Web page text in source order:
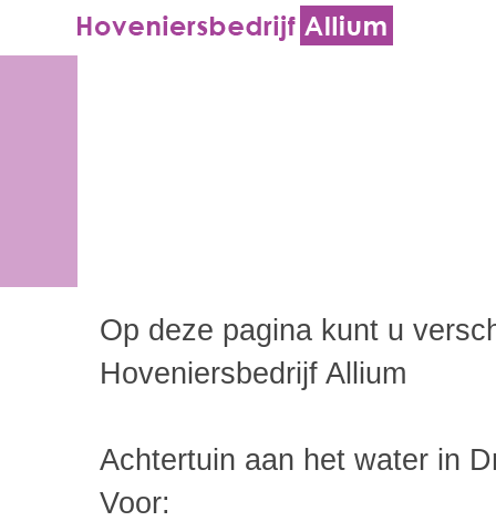
Op deze pagina kunt u
Hoveniersbedrijf Allium
Achtertuin aan het water in
Voor: